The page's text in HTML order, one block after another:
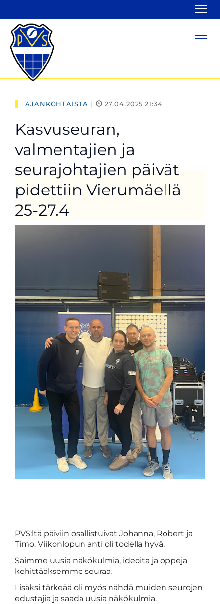
AJANKOHTAISTA | 27.04.2025 21:34
Kasvuseuran,
valmentajien ja
seurajohtajien päivät
pidettiin Vierumäellä
25-27.4
PVS:ltä päiviin osallistuivat Johanna, Robert ja
Timo. Viikonlopun anti oli todella hyvä.
Saimme uusia näkökulmia, ideoita ja oppeja
kehittääksemme seuraa.
Lisäksi tärkeää oli myös nähdä muiden seurojen
edustajia ja saada uusia näkökulmia.